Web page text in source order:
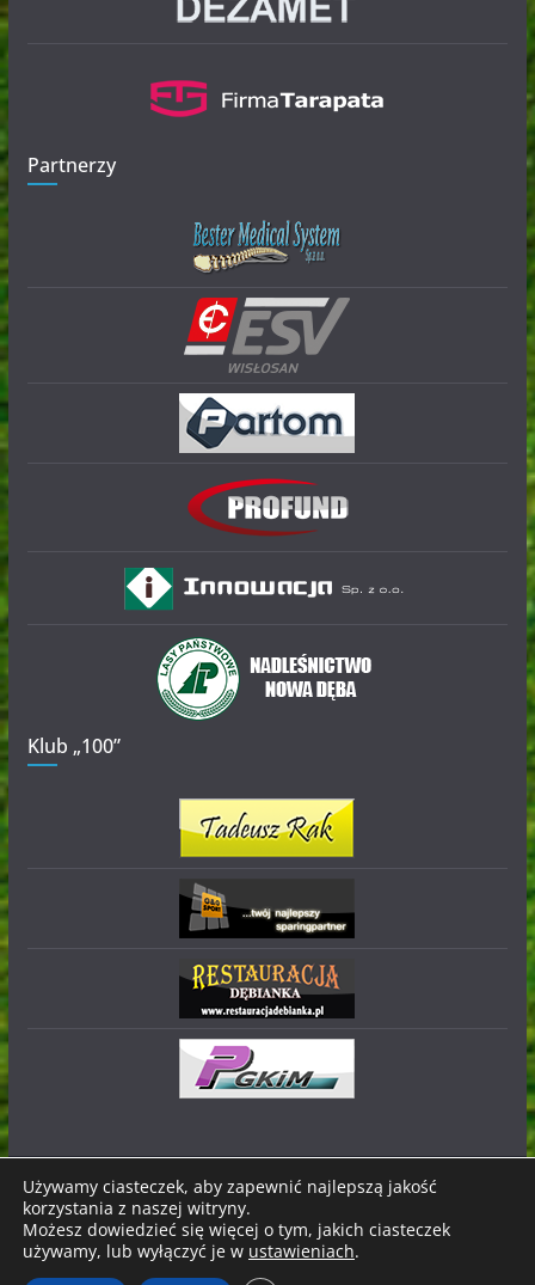
Partnerzy
Klub „100”
Prawa autorskie © 2026Stal Nowa Dęba. Wszystkie prawa
zastrzeżone.
Motyw:ColorMagstworzony przez ThemeGrill. Wspierane
Używamy ciasteczek, aby zapewnić najlepszą jakość
korzystania z naszej witryny.
Możesz dowiedzieć się więcej o tym, jakich ciasteczek
używamy, lub wyłączyć je w ustawieniach.